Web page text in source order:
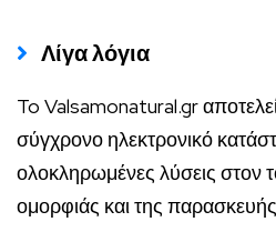
Λίγα λόγια
To Valsamonatural.gr
σύγχρονο ηλεκτρονικό
ολοκληρωμένες λύσεις στον
ομορφιάς και της